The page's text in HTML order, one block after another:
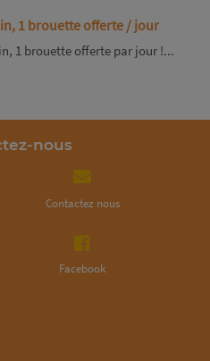
1 brouette offerte / jour
1 brouette offerte par jour !...
nous
Contactez nous
Facebook